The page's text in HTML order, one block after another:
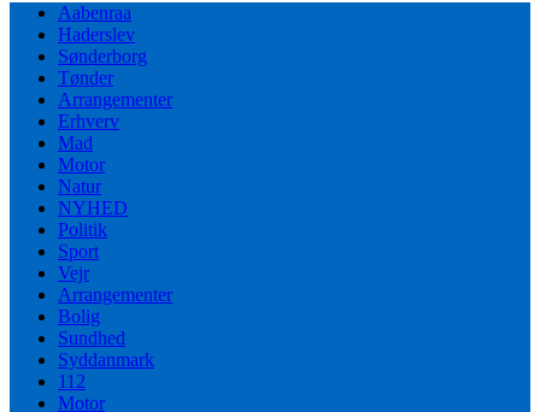
Aabenraa
Haderslev
Sønderborg
Tønder
Arrangementer
Erhverv
Mad
Motor
Natur
NYHED
Politik
Sport
Vejr
Arrangementer
Bolig
Sundhed
Syddanmark
112
Motor